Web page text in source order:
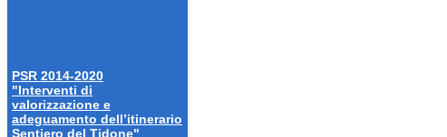
PSR 2014-2020
"Interventi di
valorizzazione e
adeguamento dell’itinerario
Sentiero del Tidone"